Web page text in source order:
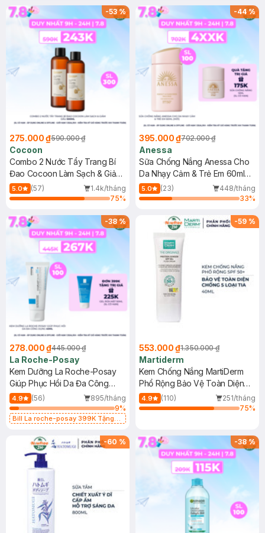
-53%
275.000 ₫590.000 ₫
Cocoon
Combo 2 Nước Tẩy Trang Bí
Đao Cocoon Làm Sạch & Giảm
Dầu 500ml
5.0 (57)
1.4k/tháng
75%
-44%
395.000 ₫702.000 ₫
Anessa
Sữa Chống Nắng Anessa Cho
Da Nhạy Cảm & Trẻ Em 60ml
(Mới)
5.0 (23)
448/tháng
33%
-38%
278.000 ₫445.000 ₫
La Roche-Posay
Kem Dưỡng La Roche-Posay
Giúp Phục Hồi Da Đa Công
Dụng 40ml
4.9 (56)
895/tháng
9%
Bill La roche-posay 399K Tặng
(SL có hạn)
-59 %
553.000 ₫1.350.000 ₫
Martiderm
Kem Chống Nắng MartiDerm
Phổ Rộng Bảo Vệ Toàn Diện
40ml
4.9 (110)
251/tháng
75%
-60 % -38%